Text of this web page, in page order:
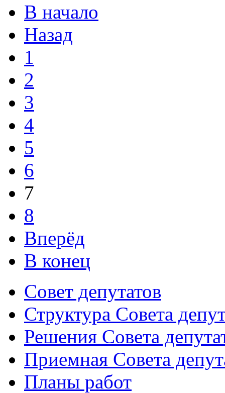
В начало
Назад
1
2
3
4
5
6
7
8
Вперёд
В конец
Совет депутатов
Структура Совета
Решения Совета
Приемная Совета
Планы работ